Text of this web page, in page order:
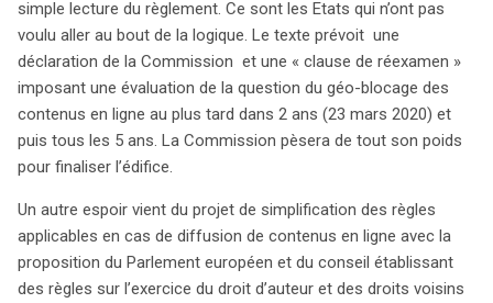
simple lecture du règlement. Ce sont les Etats qui n’ont pas
voulu aller au bout de la logique. Le texte prévoit une
déclaration de la Commission et une « clause de réexamen »
imposant une évaluation de la question du géo-blocage des
contenus en ligne au plus tard dans 2 ans (23 mars 2020) et
puis tous les 5 ans. La Commission pèsera de tout son poids
pour finaliser l’édifice.
Un autre espoir vient du projet de simplification des règles
applicables en cas de diffusion de contenus en ligne avec la
proposition du Parlement européen et du conseil établissant
des règles sur l’exercice du droit d’auteur et des droits voisins